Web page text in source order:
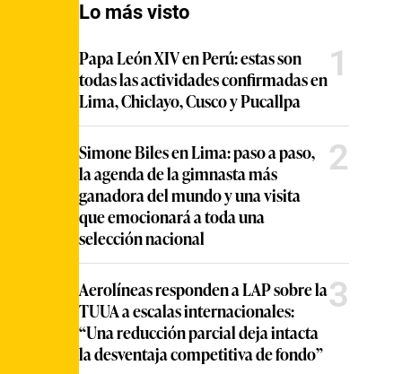
Lo más visto
Papa León XIV en Perú: estas son
todas las actividades confirmadas en
Lima, Chiclayo, Cusco y Pucallpa
1
Simone Biles en Lima: paso a paso,
la agenda de la gimnasta más
ganadora del mundo y una visita
que emocionará a toda una
selección nacional
2
Aerolíneas responden a LAP sobre la
TUUA a escalas internacionales:
“Una reducción parcial deja intacta
la desventaja competitiva de fondo”
3